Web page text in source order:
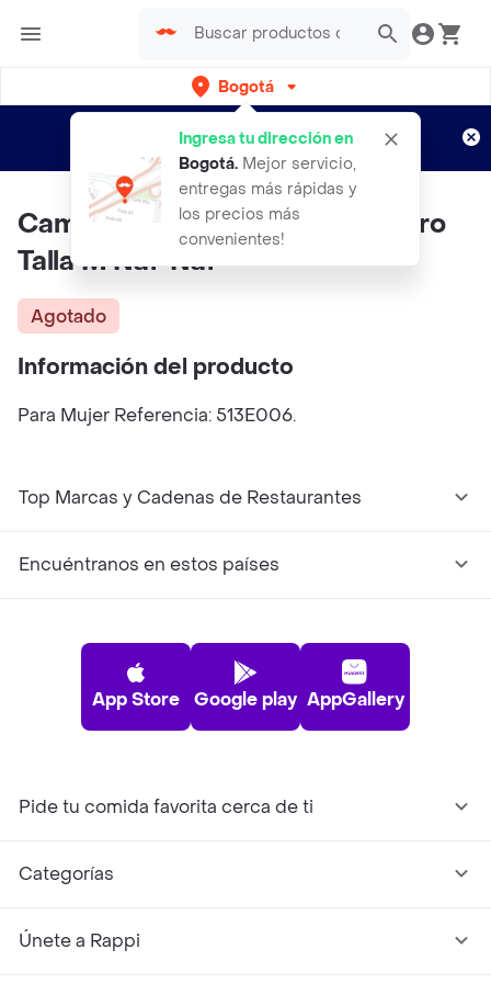
Bogotá
Ingresa tu dirección en
Bogotá. Mejor servicio,
entregas más rápidas y
los precios más
convenientes!
envíos gratis por semanas
Aplican TyC
Camisa Layla Rosa Rubor Oscuro
Talla M Naf-Naf
Agotado
Información del producto
Para Mujer Referencia: 513E006.
Top Marcas y Cadenas de Restaurantes
Encuéntranos en estos países
App Store Google play AppGallery
Pide tu comida favorita cerca de ti
Categorías
Únete a Rappi